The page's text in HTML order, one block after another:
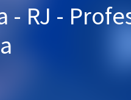
- RJ -